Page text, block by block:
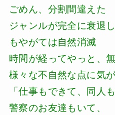
ごめん、分割間違えた
ジャンルが完全に衰退
もやがては自然消滅
時間が経ってやっと、
様々な不自然な点に気
「仕事もできて、同人
警察のお友達もいて、